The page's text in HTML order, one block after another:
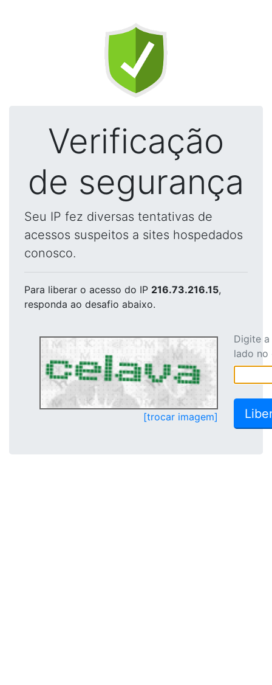
Verificação
de segurança
Seu IP fez diversas tentativas de
acessos suspeitos a sites hospedados
conosco.
Para liberar o acesso do IP 216.73.216.15,
responda ao desafio abaixo.
[trocar imagem]
Digite
lado no